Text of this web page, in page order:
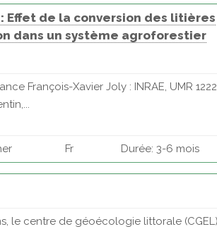
Effet de la conversion des litières
dans un système agroforestier
François-Xavier Joly : INRAE, UMR 1222
Fr Durée: 3-6 mois
le centre de géoécologie littorale